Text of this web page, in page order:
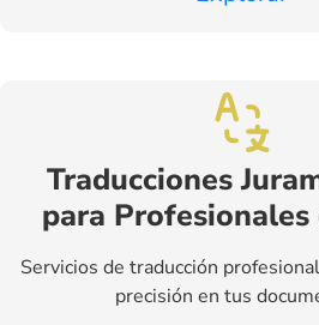
Traducciones
para Profesionales
Servicios de traducción
precisión en tus